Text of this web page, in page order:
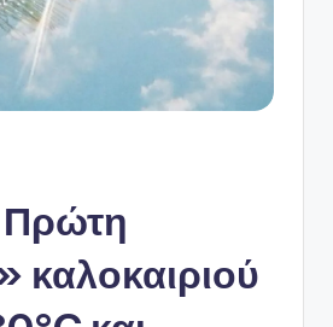
Πρώτη
καλοκαιριού